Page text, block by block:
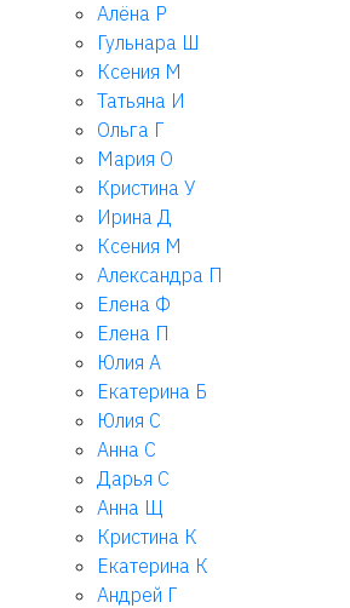
Алёна Р
Гульнара Ш
Ксения М
Татьяна И
Ольга Г
Мария О
Кристина У
Ирина Д
Ксения М
Александра П
Елена Ф
Елена П
Юлия А
Екатерина Б
Юлия С
Анна С
Дарья С
Анна Щ
Кристина К
Екатерина К
Андрей Г